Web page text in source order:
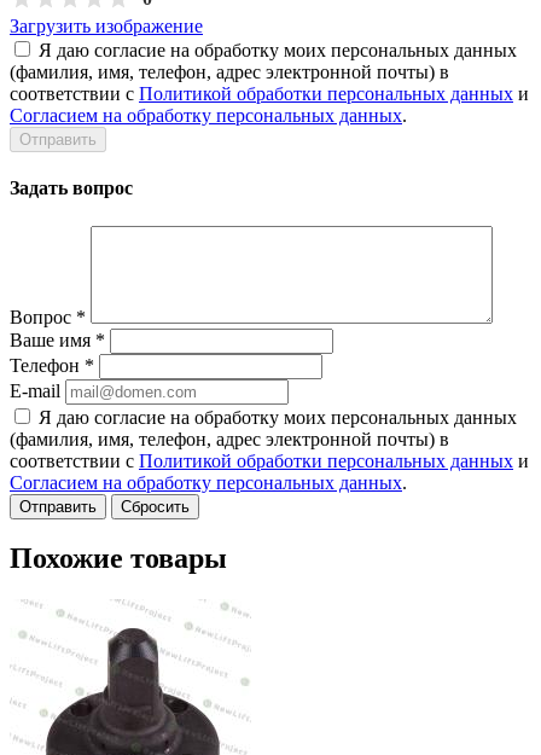
Загрузить изображение
Я даю согласие на обработку моих персональных данных
(фамилия, имя, телефон, адрес электронной почты) в
соответствии с Политикой обработки персональных данных и
Согласием на обработку персональных данных.
Задать вопрос
Вопрос *
Ваше имя *
Телефон *
E-mail
Я даю согласие на обработку моих персональных данных
(фамилия, имя, телефон, адрес электронной почты) в
соответствии с Политикой обработки персональных данных и
Согласием на обработку персональных данных.
Сбросить
Похожие товары